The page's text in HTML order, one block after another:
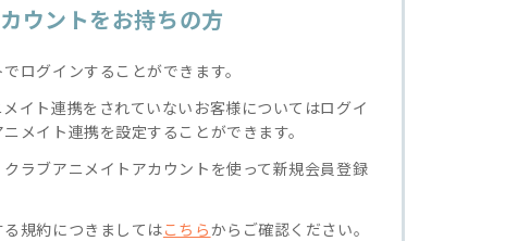
ウントをお持ちの方
ログインすることができます。
イト連携をされていないお客様についてはログイ
メイト連携を設定することができます。
ラブアニメイトアカウントを使って新規会員登録
規約につきましてはこちらからご確認ください。